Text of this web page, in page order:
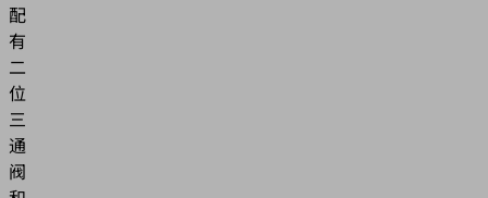
配
有
二
位
三
通
阀